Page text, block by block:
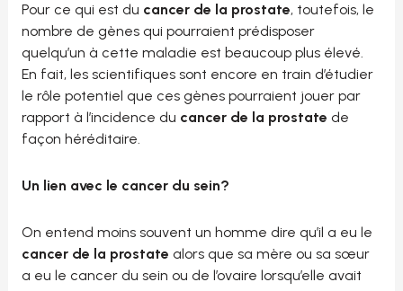
Pour ce qui est du cancer de la prostate, toutefois, le
nombre de gènes qui pourraient prédisposer
quelqu’un à cette maladie est beaucoup plus élevé.
En fait, les scientifiques sont encore en train d’étudier
le rôle potentiel que ces gènes pourraient jouer par
rapport à l’incidence du cancer de la prostate de
façon héréditaire.
Un lien avec le cancer du sein?
On entend moins souvent un homme dire qu’il a eu le
cancer de la prostate alors que sa mère ou sa sœur
a eu le cancer du sein ou de l’ovaire lorsqu’elle avait